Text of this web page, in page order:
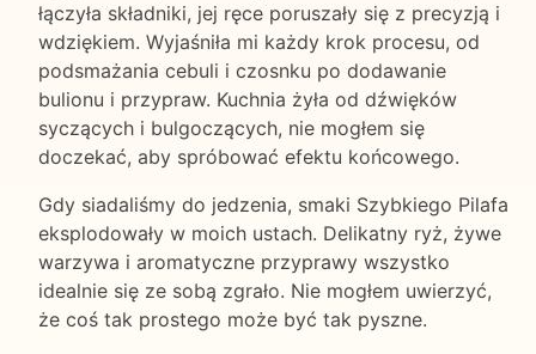
łączyła składniki, jej ręce poruszały się z precyzją i
wdziękiem. Wyjaśniła mi każdy krok procesu, od
podsmażania cebuli i czosnku po dodawanie
bulionu i przypraw. Kuchnia żyła od dźwięków
syczących i bulgoczących, nie mogłem się
doczekać, aby spróbować efektu końcowego.
Gdy siadaliśmy do jedzenia, smaki Szybkiego Pilafa
eksplodowały w moich ustach. Delikatny ryż, żywe
warzywa i aromatyczne przyprawy wszystko
idealnie się ze sobą zgrało. Nie mogłem uwierzyć,
że coś tak prostego może być tak pyszne.